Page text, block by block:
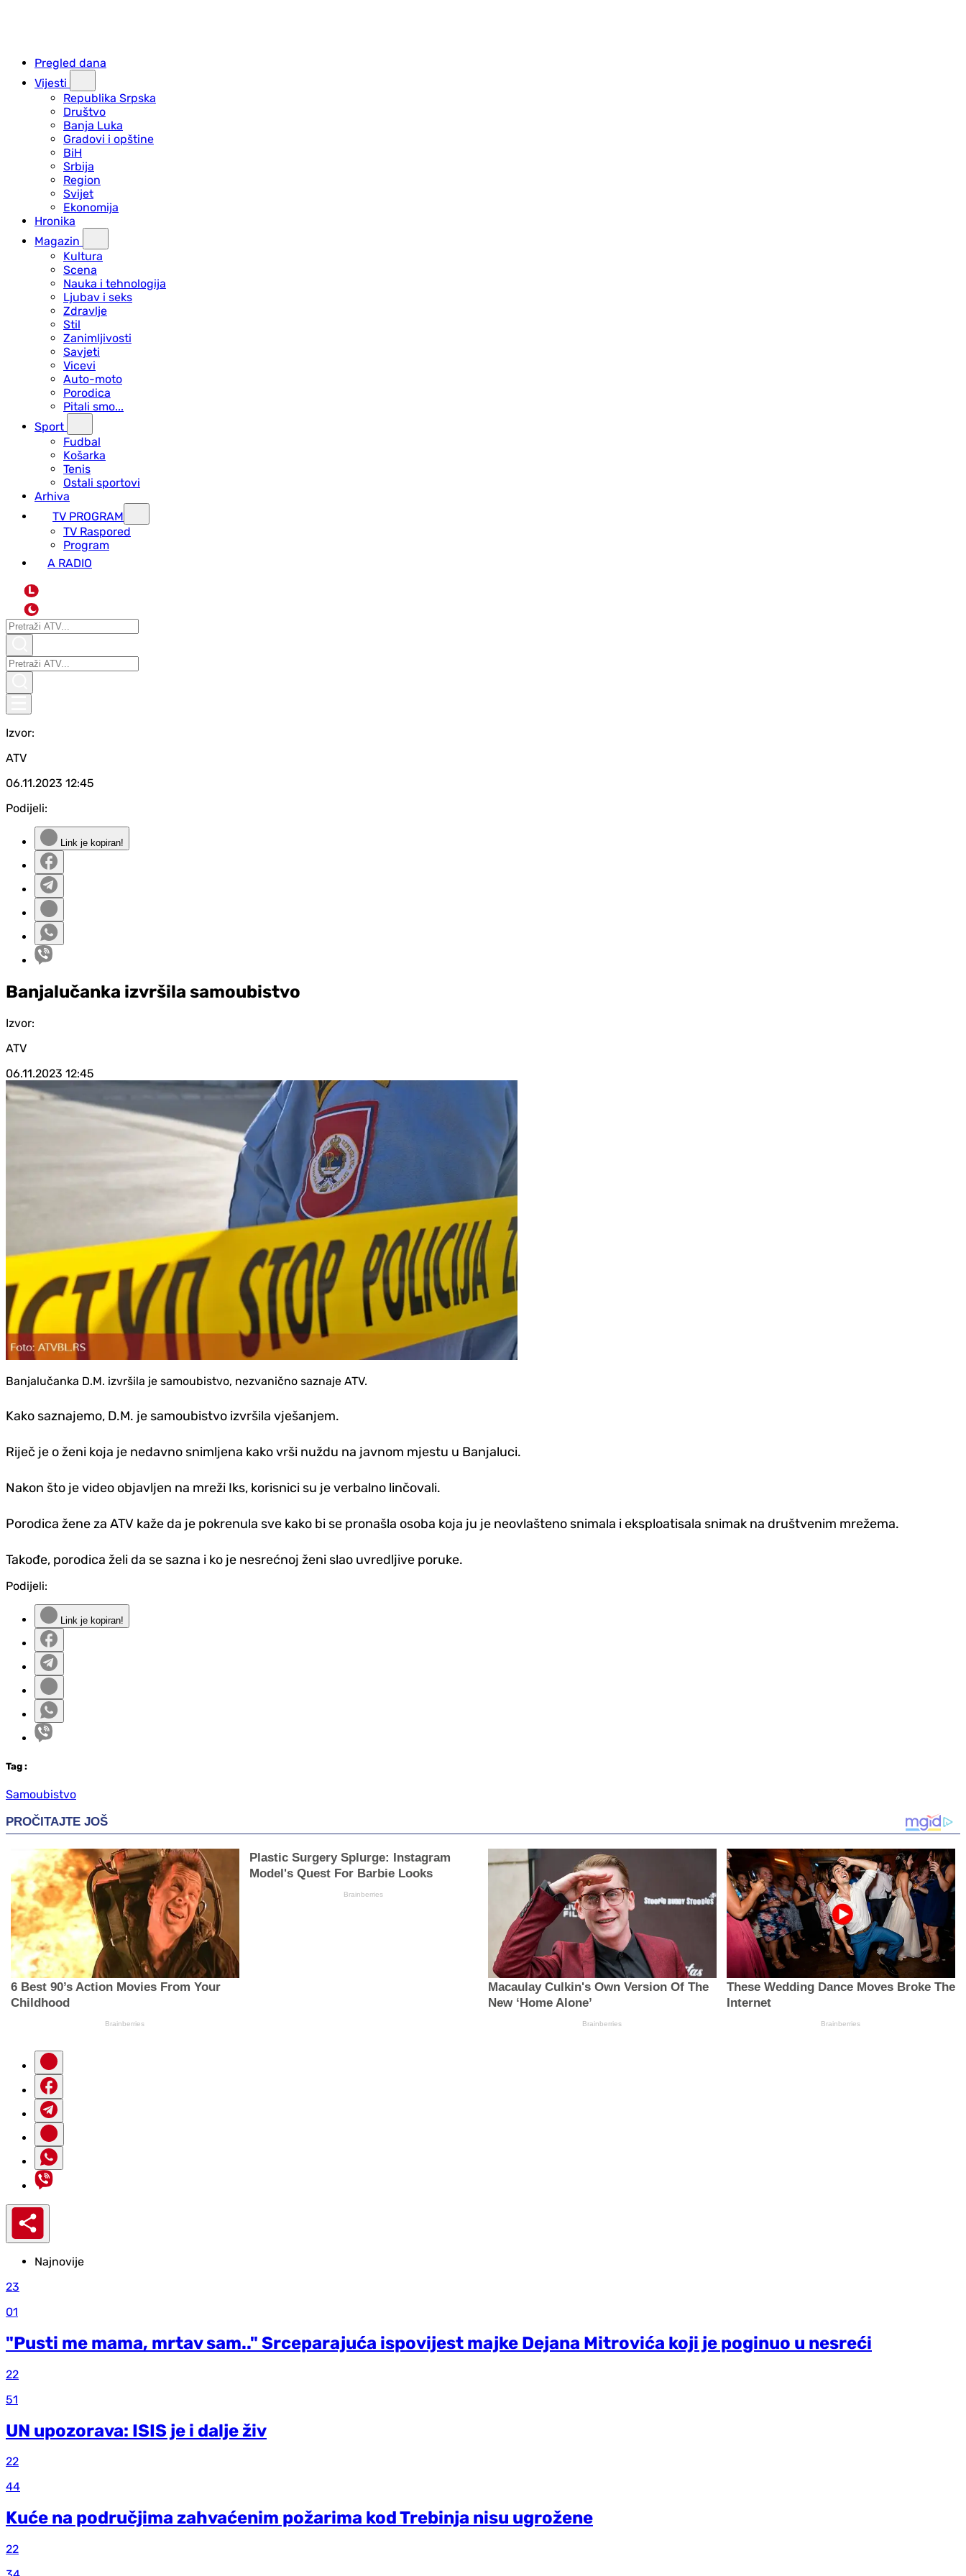
Pregled dana
Vijesti
Republika Srpska
Društvo
Banja Luka
Gradovi i opštine
BiH
Srbija
Region
Svijet
Ekonomija
Hronika
Magazin
Kultura
Scena
Nauka i tehnologija
Ljubav i seks
Zdravlje
Stil
Zanimljivosti
Savjeti
Vicevi
Auto-moto
Porodica
Pitali smo...
Sport
Fudbal
Košarka
Tenis
Ostali sportovi
Arhiva
TV PROGRAM
ТV Raspored
Program
A RADIO
L
Izvor:
ATV
06.11.2023 12:45
Podijeli:
Link je kopiran!
Banjalučanka izvršila samoubistvo
Izvor:
ATV
06.11.2023 12:45
Banjalučanka D.M. izvršila je samoubistvo, nezvanično saznaje ATV.
Kako saznajemo, D.M. je samoubistvo izvršila vješanjem.
Riječ je o ženi koja je nedavno snimljena kako vrši nuždu na javnom mjestu u Banjaluci.
Nakon što je video objavljen na mreži Iks, korisnici su je verbalno linčovali.
Porodica žene za ATV kaže da je pokrenula sve kako bi se pronašla osoba koja ju je neovlašteno snimala i eksploatisala snimak na društvenim mrežema.
Takođe, porodica želi da se sazna i ko je nesrećnoj ženi slao uvredljive poruke.
Podijeli:
Link je kopiran!
Tag :
Samoubistvo
Najnovije
23
01
"Pusti me mama, mrtav sam.." Srceparajuća ispovijest majke Dejana Mitrovića koji je poginuo u nesreći
22
51
UN upozorava: ISIS je i dalje živ
22
44
Kuće na područjima zahvaćenim požarima kod Trebinja nisu ugrožene
22